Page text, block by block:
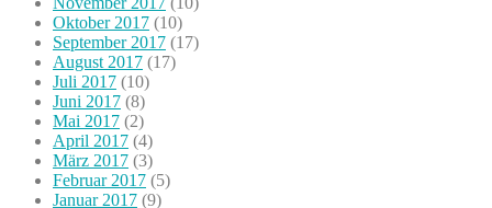
Oktober 2017 (10)
September 2017 (17)
August 2017 (17)
Juli 2017 (10)
Juni 2017 (8)
Mai 2017 (2)
April 2017 (4)
März 2017 (3)
Februar 2017 (5)
Januar 2017 (9)